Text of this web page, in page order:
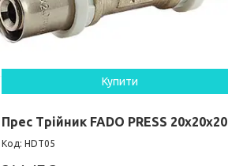
Купити
Прес Трійник FADO PRESS 20х20х20
HDT05